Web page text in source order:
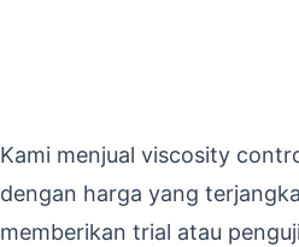
Kami menjual viscosity
dengan harga yang
memberikan trial atau